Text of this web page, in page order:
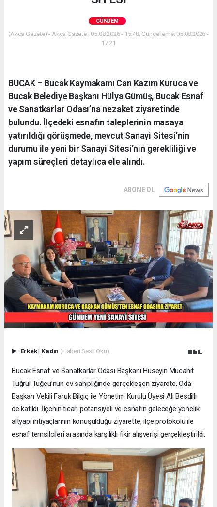
GÜNDEM
(Akca Gazete) - Akca Gazete | 05.08.2026 - 15:48, Güncelleme: 05.08.2026 -
17:21
BUCAK – Bucak Kaymakamı Can Kazım Kuruca ve
Bucak Belediye Başkanı Hülya Gümüş, Bucak Esnaf
ve Sanatkarlar Odası’na nezaket ziyaretinde
bulundu. İlçedeki esnafın taleplerinin masaya
yatırıldığı görüşmede, mevcut Sanayi Sitesi’nin
durumu ile yeni bir Sanayi Sitesi’nin gerekliliği ve
yapım süreçleri detaylıca ele alındı.
ABONE OL
Erkek| Kadın (Haberi Sesli Oku)
Bucak Esnaf ve Sanatkarlar Odası Başkanı Hüseyin Mücahit
Tuğrul Tuğcu’nun ev sahipliğinde gerçekleşen ziyarete, Oda
Başkan Vekili Faruk Bilgiç ile Yönetim Kurulu Üyesi Ali Besdilli
de katıldı. İlçenin ticari potansiyeli ve esnafın geleceğe yönelik
altyapı ihtiyaçlarının konuşulduğu ziyarette, ilçe protokolü ile
esnaf temsilcileri arasında karşılıklı fikir alışverişi gerçekleştirildi.